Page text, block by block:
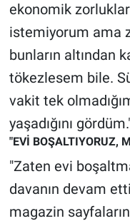
ekonomik
istemiyorum ama
bunların altından
tökezlesem bile.
vakit tek
yaşadığını
"EVİ BOŞALTIYORUZ,
"Zaten evi
davanın devam
magazin
Teknoloji
Türkiye'nin
Türkiye'nin
Yerel Gündem
Yerel Yaşam
Canlı Yayın